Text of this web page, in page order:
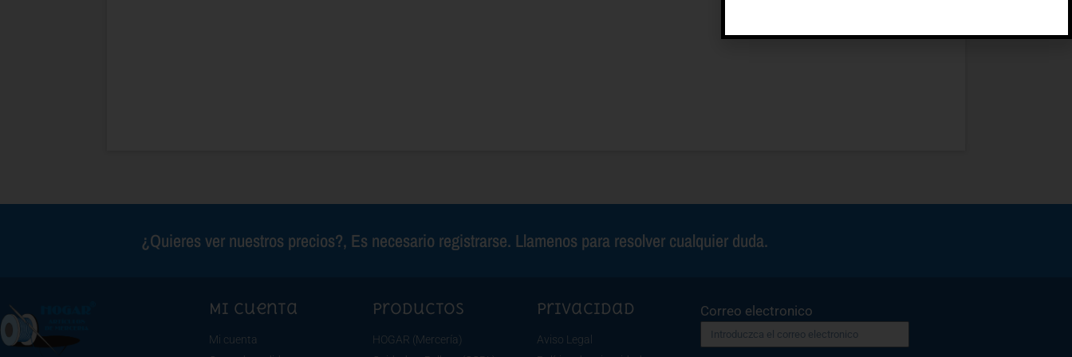
¿Quieres ver nuestros precios?, Es necesario registrarse. Llamenos para resolver cualquier duda.
Mi cuenta
Mi cuenta
Productos
HOGAR (Mercería)
Privacidad
Aviso Legal
Correo electronico